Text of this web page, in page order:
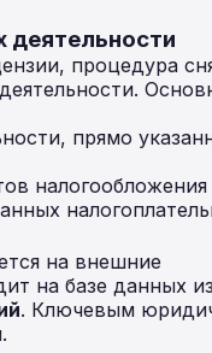
деятельности
процедура
прямо
на внешние
на базе данных из
. Ключевым